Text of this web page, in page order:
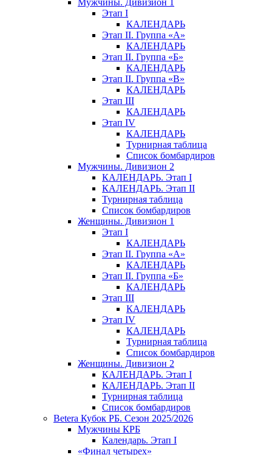
Мужчины. Дивизион 1
Этап I
КАЛЕНДАРЬ
Этап II. Группа «А»
КАЛЕНДАРЬ
Этап II. Группа «Б»
КАЛЕНДАРЬ
Этап II. Группа «В»
КАЛЕНДАРЬ
Этап III
КАЛЕНДАРЬ
Этап IV
КАЛЕНДАРЬ
Турнирная таблица
Список бомбардиров
Мужчины. Дивизион 2
КАЛЕНДАРЬ. Этап I
КАЛЕНДАРЬ. Этап II
Турнирная таблица
Список бомбардиров
Женщины. Дивизион 1
Этап I
КАЛЕНДАРЬ
Этап II. Группа «А»
КАЛЕНДАРЬ
Этап II. Группа «Б»
КАЛЕНДАРЬ
Этап III
КАЛЕНДАРЬ
Этап IV
КАЛЕНДАРЬ
Турнирная таблица
Список бомбардиров
Женщины. Дивизион 2
КАЛЕНДАРЬ. Этап I
КАЛЕНДАРЬ. Этап II
Турнирная таблица
Список бомбардиров
Betera Кубок РБ. Сезон 2025/2026
Мужчины КРБ
Календарь. Этап I
«Финал четырех»